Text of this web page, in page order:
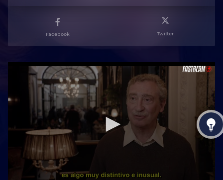
Facebook Twitter